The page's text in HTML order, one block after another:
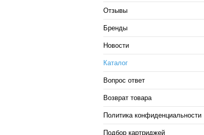
Отзывы
Бренды
Новости
Каталог
Вопрос ответ
Возврат товара
Политика конфиденциальности
Подбор картриджей